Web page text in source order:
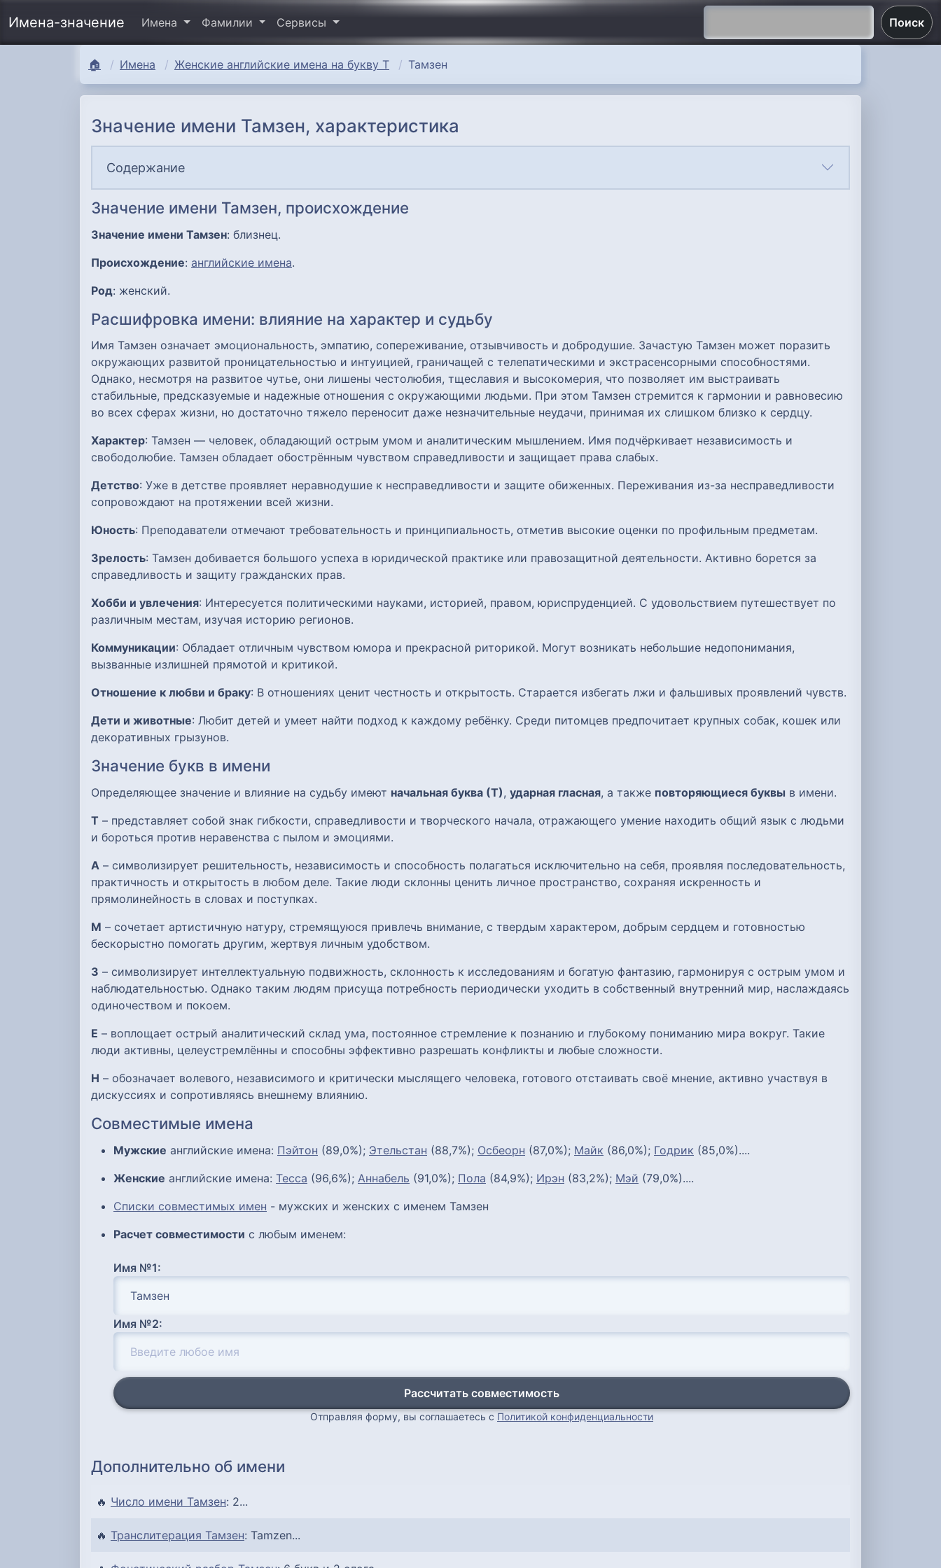
Имена-значение Имена Фамилии Сервисы Поиск
🏠 Имена Женские английские имена на букву Т Тамзен
Значение имени Тамзен, характеристика
Содержание
Значение имени Тамзен, происхождение
Значение имени Тамзен: близнец.
Происхождение: английские имена.
Род: женский.
Расшифровка имени: влияние на характер и судьбу
Имя Тамзен означает эмоциональность, эмпатию, сопереживание, отзывчивость и добродушие. Зачастую Тамзен может поразить
окружающих развитой проницательностью и интуицией, граничащей с телепатическими и экстрасенсорными способностями.
Однако, несмотря на развитое чутье, они лишены честолюбия, тщеславия и высокомерия, что позволяет им выстраивать
стабильные, предсказуемые и надежные отношения с окружающими людьми. При этом Тамзен стремится к гармонии и равновесию
во всех сферах жизни, но достаточно тяжело переносит даже незначительные неудачи, принимая их слишком близко к сердцу.
Характер: Тамзен — человек, обладающий острым умом и аналитическим мышлением. Имя подчёркивает независимость и
свободолюбие. Тамзен обладает обострённым чувством справедливости и защищает права слабых.
Детство: Уже в детстве проявляет неравнодушие к несправедливости и защите обиженных. Переживания из-за несправедливости
сопровождают на протяжении всей жизни.
Юность: Преподаватели отмечают требовательность и принципиальность, отметив высокие оценки по профильным предметам.
Зрелость: Тамзен добивается большого успеха в юридической практике или правозащитной деятельности. Активно борется за
справедливость и защиту гражданских прав.
Хобби и увлечения: Интересуется политическими науками, историей, правом, юриспруденцией. С удовольствием путешествует по
различным местам, изучая историю регионов.
Коммуникации: Обладает отличным чувством юмора и прекрасной риторикой. Могут возникать небольшие недопонимания,
вызванные излишней прямотой и критикой.
Отношение к любви и браку: В отношениях ценит честность и открытость. Старается избегать лжи и фальшивых проявлений чувств.
Дети и животные: Любит детей и умеет найти подход к каждому ребёнку. Среди питомцев предпочитает крупных собак, кошек или
декоративных грызунов.
Значение букв в имени
Определяющее значение и влияние на судьбу имеют начальная буква (Т), ударная гласная, а также повторяющиеся буквы в имени.
Т – представляет собой знак гибкости, справедливости и творческого начала, отражающего умение находить общий язык с людьми
и бороться против неравенства с пылом и эмоциями.
А – символизирует решительность, независимость и способность полагаться исключительно на себя, проявляя последовательность,
практичность и открытость в любом деле. Такие люди склонны ценить личное пространство, сохраняя искренность и
прямолинейность в словах и поступках.
М – сочетает артистичную натуру, стремящуюся привлечь внимание, с твердым характером, добрым сердцем и готовностью
бескорыстно помогать другим, жертвуя личным удобством.
З – символизирует интеллектуальную подвижность, склонность к исследованиям и богатую фантазию, гармонируя с острым умом и
наблюдательностью. Однако таким людям присуща потребность периодически уходить в собственный внутренний мир, наслаждаясь
одиночеством и покоем.
Е – воплощает острый аналитический склад ума, постоянное стремление к познанию и глубокому пониманию мира вокруг. Такие
люди активны, целеустремлённы и способны эффективно разрешать конфликты и любые сложности.
Н – обозначает волевого, независимого и критически мыслящего человека, готового отстаивать своё мнение, активно участвуя в
дискуссиях и сопротивляясь внешнему влиянию.
Совместимые имена
Мужские английские имена: Пэйтон (89,0%); Этельстан (88,7%); Осбеорн (87,0%); Майк (86,0%); Годрик (85,0%)....
Женские английские имена: Тесса (96,6%); Аннабель (91,0%); Пола (84,9%); Ирэн (83,2%); Мэй (79,0%)....
Списки совместимых имен - мужских и женских с именем Тамзен
Расчет совместимости с любым именем:
Имя №1:
Имя №2:
Рассчитать совместимость
Отправляя форму, вы соглашаетесь с Политикой конфиденциальности
Дополнительно об имени
🔥 Число имени Тамзен: 2...
🔥 Транслитерация Тамзен: Tamzen...